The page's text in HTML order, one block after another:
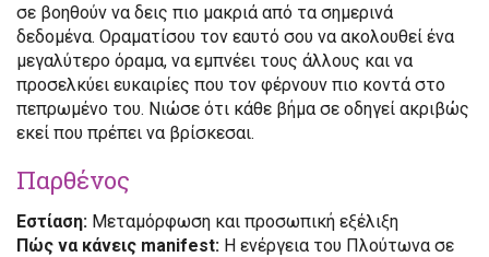
σε βοηθούν να δεις πιο μακριά από τα σημερινά
δεδομένα. Οραματίσου τον εαυτό σου να ακολουθεί ένα
μεγαλύτερο όραμα, να εμπνέει τους άλλους και να
προσελκύει ευκαιρίες που τον φέρνουν πιο κοντά στο
πεπρωμένο του. Νιώσε ότι κάθε βήμα σε οδηγεί ακριβώς
εκεί που πρέπει να βρίσκεσαι.
Παρθένος
Εστίαση: Μεταμόρφωση και προσωπική εξέλιξη
Πώς να κάνεις manifest: Η ενέργεια του Πλούτωνα σε